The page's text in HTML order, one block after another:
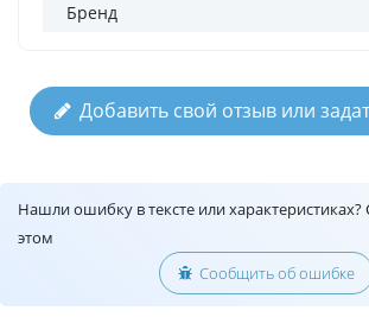
Бренд
Добавить свой отзыв или
Нашли ошибку в тексте или
этом
Сообщить об ошибке